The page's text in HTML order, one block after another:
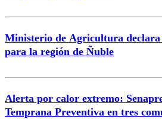
Ministerio de Agricultura declara
para la región de Ñuble
Alerta por calor extremo:
Temprana Preventiva en tres